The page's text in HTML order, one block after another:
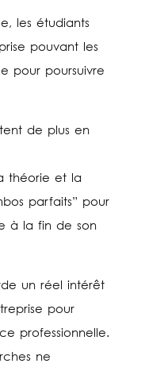
les étudiants
pouvant les
pour poursuivre
de plus en
théorie et la
parfaits” pour
à la fin de son
un réel intérêt
pour
professionnelle.
ne